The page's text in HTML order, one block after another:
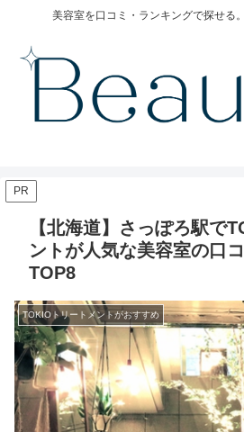
美容室を口コミ・ランキングで探せる
PR
【北海道】さっぽろ駅で
ントが人気な美容室の口
TOP8
TOKIOトリートメントがおすすめ